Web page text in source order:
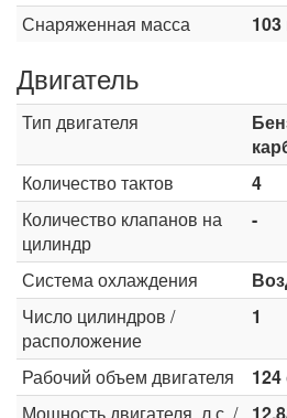
Снаряженная масса 103
Двигатель
Тип двигателя
Количество тактов
4
Количество клапанов на
цилиндр
-
Система охлаждения
Число цилиндров /
расположение
1
Рабочий объем двигателя 124